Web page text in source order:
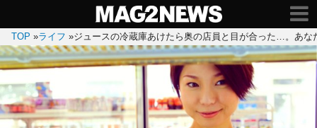
TOP »ライフ »ジュースの冷蔵庫あけたら奥の店員と目が合った…。あな